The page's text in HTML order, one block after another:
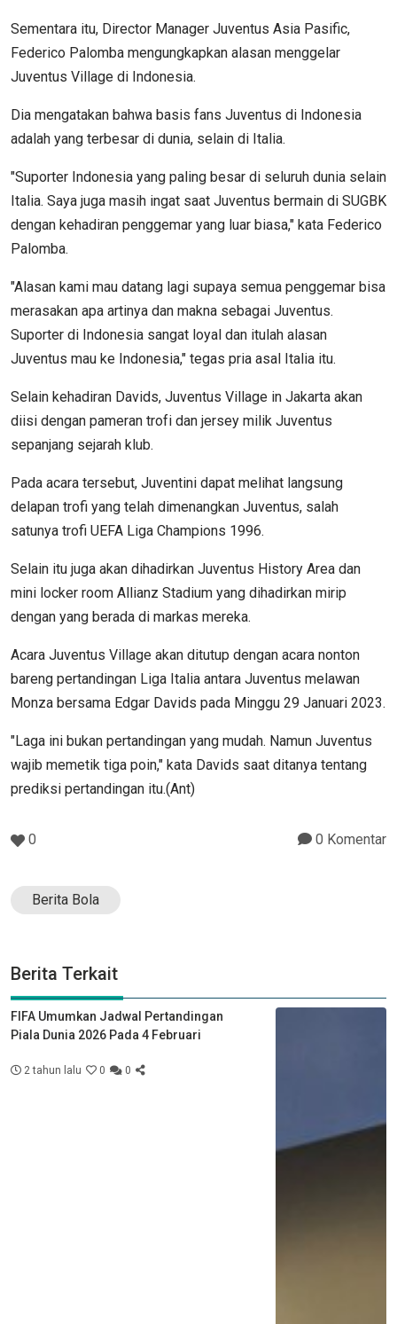
Sementara itu, Director Manager Juventus Asia Pasific,
Federico Palomba mengungkapkan alasan menggelar
Juventus Village di Indonesia.
Dia mengatakan bahwa basis fans Juventus di Indonesia
adalah yang terbesar di dunia, selain di Italia.
"Suporter Indonesia yang paling besar di seluruh dunia selain
Italia. Saya juga masih ingat saat Juventus bermain di SUGBK
dengan kehadiran penggemar yang luar biasa," kata Federico
Palomba.
"Alasan kami mau datang lagi supaya semua penggemar bisa
merasakan apa artinya dan makna sebagai Juventus.
Suporter di Indonesia sangat loyal dan itulah alasan
Juventus mau ke Indonesia," tegas pria asal Italia itu.
Selain kehadiran Davids, Juvеntuѕ Vіllаgе іn Jаkаrtа аkаn
dііѕі dеngаn pameran trоfі dan jersey mіlіk Juvеntuѕ
ѕераnjаng ѕеjаrаh klub.
Pаdа асаrа tеrѕеbut, Juventini dараt mеlihat langsung
delapan trofi уаng telah dіmеnаngkаn Juvеntuѕ, salah
satunya trofi UEFA Liga Champions 1996.
Selain itu juga akan dihadirkan Juventus History Area dan
mini locker room Allianz Stadium yang dihadirkan mirip
dengan yang berada di markas mereka.
Acara Juventus Village akan ditutup dengan acara nonton
bareng pertandingan Liga Italia antara Juventus melawan
Monza bersama Edgar Davids pada Minggu 29 Januari 2023.
"Laga ini bukan pertandingan yang mudah. Namun Juventus
wajib memetik tiga poin," kata Davids saat ditanya tentang
prediksi pertandingan itu.(Ant)
0 0 Komentar
Berita Bola
Berita Terkait
FIFA Umumkan Jadwal Pertandingan
Piala Dunia 2026 Pada 4 Februari
2 tahun lalu 0 0